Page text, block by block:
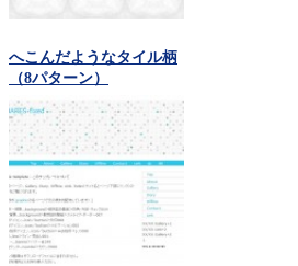
へこんだようなタイル柄
（8パターン）